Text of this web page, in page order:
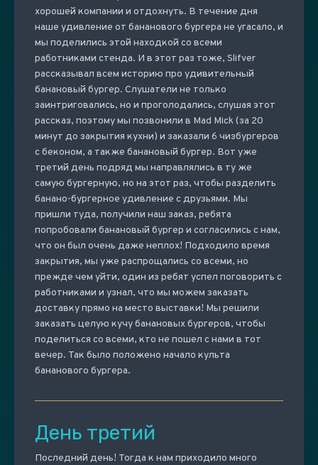
хорошей компании и отдохнуть. В течение дня
наше удивление от бананового бургера не угасало, и
мы поделились этой находкой со всеми
работниками стенда. И в этот раз тоже, Slifver
рассказывал всем историю про удивительный
банановый бургер. Слушатели не только
заинтриговались, но и проголодались, слушая этот
рассказ, поэтому мы позвонили в Mad Mick (за 20
минут до закрытия кухни) и заказали 6 чизбургеров
с беконом, а также банановый бургер. Вот уже
третий день подряд мы направлялись в ту же
самую бургерную, но на этот раз, чтобы разделить
банано-бургерное удивление с друзьями. Мы
пришли туда, получили наш заказ, ребята
попробовали банановый бургер и согласились с нам,
что он был очень даже неплох! Подходило время
закрытия, мы уже распрощались со всеми, но
прежде чем уйти, один из ребят успел поговорить с
работниками и узнал, что мы можем заказать
доставку прямо на место выставки! Мы решили
заказать целую кучу банановых бургеров, чтобы
поделиться со всеми, кто не пошел с нами в тот
вечер. Так было положено начало культа
бананового бургера.
День третий
Последний день! Тогда к нам приходило много